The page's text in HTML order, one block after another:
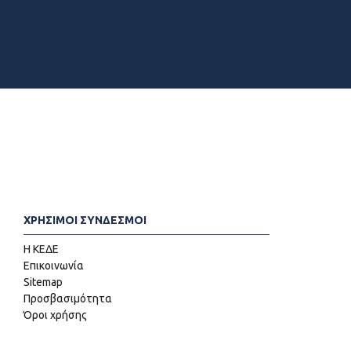
ΧΡΗΣΙΜΟΙ ΣΥΝΔΕΣΜΟΙ
Η ΚΕΔΕ
Επικοινωνία
Sitemap
Προσβασιμότητα
Όροι χρήσης